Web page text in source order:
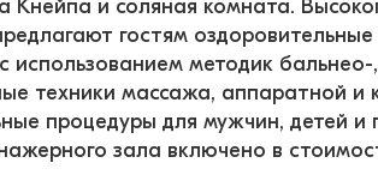
Кнейпа и соляная комната.
гостям
использованием методик
техники массажа, аппаратной и
процедуры для мужчин, детей
зала включено в